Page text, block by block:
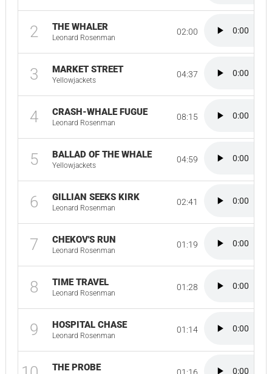
2 THE WHALER
Leonard Rosenman
02:00
3 MARKET STREET
Yellowjackets
04:37
4 CRASH-WHALE FUGUE
Leonard Rosenman
08:15
5 BALLAD OF THE WHALE
Yellowjackets
04:59
6 GILLIAN SEEKS KIRK
Leonard Rosenman
02:41
7 CHEKOV'S RUN
Leonard Rosenman
01:19
8 TIME TRAVEL
Leonard Rosenman
01:28
9 HOSPITAL CHASE
Leonard Rosenman
01:14
THE PROBE